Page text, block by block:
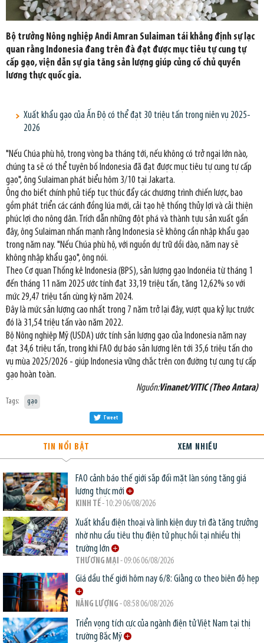
Bộ trưởng Nông nghiệp Andi Amran Sulaiman tái khẳng định sự lạc
quan rằng Indonesia đang trên đà đạt được mục tiêu tự cung tự
cấp gạo, viện dẫn sự gia tăng sản lượng giúp củng cố chủ quyền
lương thực quốc gia.
Xuất khẩu gạo của Ấn Độ có thể đạt 30 triệu tấn trong niên vụ 2025-
2026
"Nếu Chúa phù hộ, trong vòng ba tháng tới, nếu không có trở ngại lớn nào,
chúng ta sẽ có thể tuyên bố Indonesia đã đạt được mục tiêu tự cung tự cấp
gạo", ông Sulaiman phát biểu hôm 3/10 tại Jakarta.
Ông cho biết chính phủ tiếp tục thúc đẩy các chương trình chiến lược, bao
gồm phát triển các cánh đồng lúa mới, cải tạo hệ thống thủy lợi và cải thiện
phúc lợi cho nông dân. Trích dẫn những đột phá và thành tựu sản xuất gần
đây, ông Sulaiman nhấn mạnh rằng Indonesia sẽ không cần nhập khẩu gạo
trong năm nay. "Nếu Chúa phù hộ, với nguồn dự trữ dồi dào, năm nay sẽ
không nhập khẩu gạo", ông nói.
Theo Cơ quan Thống kê Indonesia (BPS), sản lượng gạo Indonéia từ tháng 1
đến tháng 11 năm 2025 ước tính đạt 33,19 triệu tấn, tăng 12,62% so với
mức 29,47 triệu tấn cùng kỳ năm 2024.
Đây là mức sản lượng cao nhất trong 7 năm trở lại đây, vượt qua kỷ lục trước
đó là 31,54 triệu tấn vào năm 2022.
Bộ Nông nghiệp Mỹ (USDA) ước tính sản lượng gạo của Indonesia năm nay
đạt 34,6 triệu tấn, trong khi FAO dự báo sản lượng lên tới 35,6 triệu tấn cho
vụ mùa 2025/2026 - giúp Indonesia vững chắc trên con đường tự cung tự cấp
gạo hoàn toàn.
Nguồn:Vinanet/VITIC (Theo Antara)
Tags: gạo
Tweet
TIN NỔI BẬT XEM NHIỀU
FAO cảnh báo thế giới sắp đối mặt làn sóng tăng giá
lương thực mới
KINH TẾ- 10:29 06/08/2026
Xuất khẩu điện thoại và linh kiện duy trì đà tăng trưởng
nhờ nhu cầu tiêu thụ điện tử phục hồi tại nhiều thị
trường lớn
THƯƠNG MẠI - 09:06 06/08/2026
Giá dầu thế giới hôm nay 6/8: Giằng co theo biên độ hẹp
NĂNG LƯỢNG - 08:58 06/08/2026
Triển vọng tích cực của ngành điện tử Việt Nam tại thị
trường Bắc Mỹ